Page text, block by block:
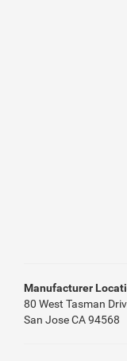
Manufacturer
80 West Tasman
San Jose CA 94568